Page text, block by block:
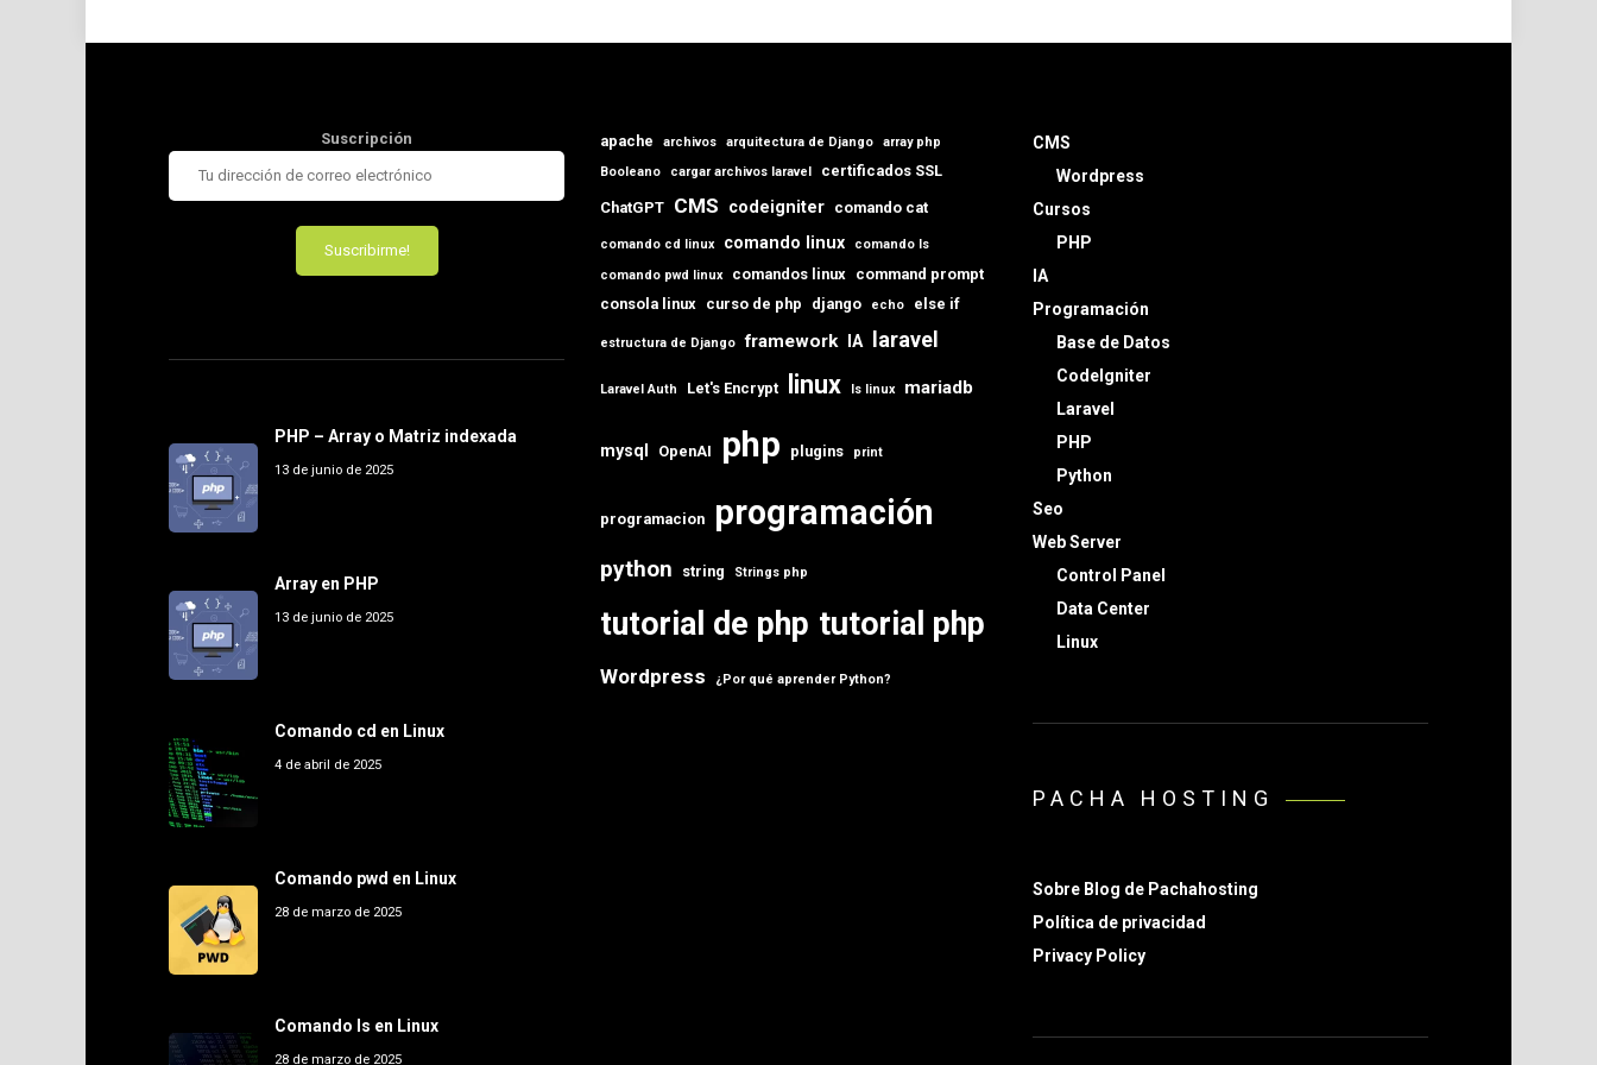
Suscripción
PHP – Array o Matriz indexada
13 de junio de 2025
Array en PHP
13 de junio de 2025
Comando cd en Linux
4 de abril de 2025
Comando pwd en Linux
28 de marzo de 2025
Comando ls en Linux
28 de marzo de 2025
apache archivos arquitectura de Django
array php
Booleano
cargar archivos laravel certificados SSL
ChatGPT CMS codeigniter comando cat
comando cd linux comando linux
comando ls
comando pwd linux
comandos linux command prompt
consola linux curso de php django echo else if
estructura de Django framework IA laravel
Laravel Auth Let's Encrypt linux ls linux mariadb
mysql OpenAI php plugins print
programacion programación
python string Strings php
tutorial de php tutorial php
Wordpress ¿Por qué aprender Python?
CMS
Wordpress
Cursos
PHP
IA
Programación
Base de Datos
CodeIgniter
Laravel
PHP
Python
Seo
Web Server
Control Panel
Data Center
Linux
PACHA HOSTING
Sobre Blog de Pachahosting
Política de privacidad
Privacy Policy